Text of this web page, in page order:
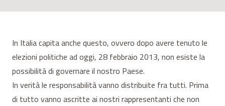
In Italia capita anche questo, ovvero dopo avere tenuto le
elezioni politiche ad oggi, 28 febbraio 2013, non esiste la
possibilità di governare il nostro Paese.
In verità le responsabilità vanno distribuite fra tutti. Prima
di tutto vanno ascritte ai nostri rappresentanti che non